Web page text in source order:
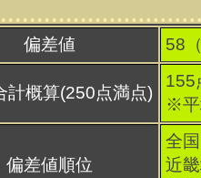
偏差値 58（
計概算(250点満点)
155
※平
偏差値順位
全
近